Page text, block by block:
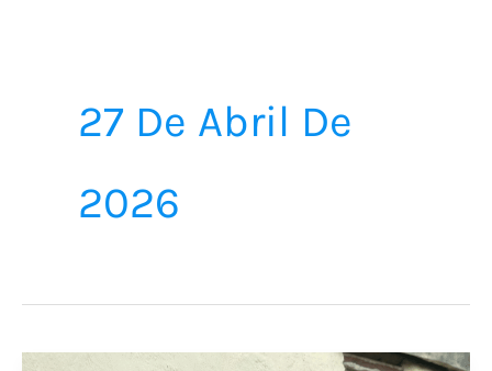
27 De Abril De
2026